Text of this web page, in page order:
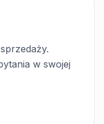
w swojej